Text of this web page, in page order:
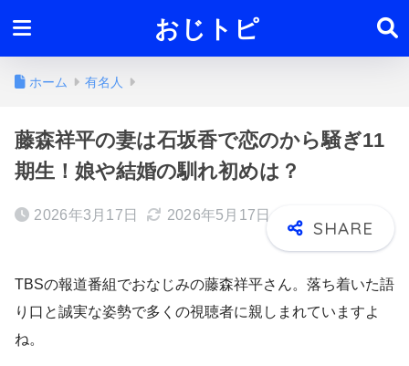
おじトピ
ホーム 有名人
藤森祥平の妻は石坂香で恋のから騒ぎ11
期生！娘や結婚の馴れ初めは？
2026年3月17日 2026年5月17日
TBSの報道番組でおなじみの藤森祥平さん。落ち着いた語
り口と誠実な姿勢で多くの視聴者に親しまれていますよ
ね。